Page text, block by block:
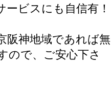
ービスにも自信有！
阪神地域であれば無
ので、ご安心下さ